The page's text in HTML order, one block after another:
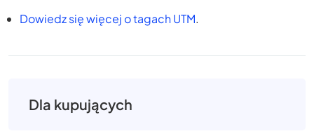
Dowiedz się więcej o tagach UTM.
Dla kupujących